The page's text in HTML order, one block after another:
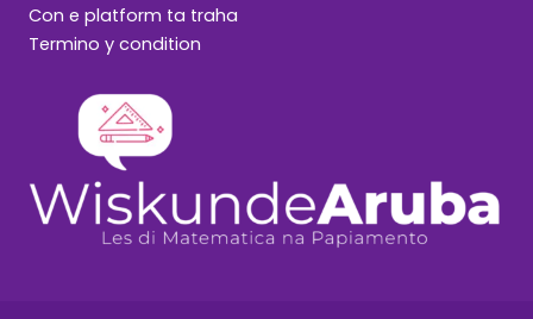
Con e platform ta traha
Termino y condition